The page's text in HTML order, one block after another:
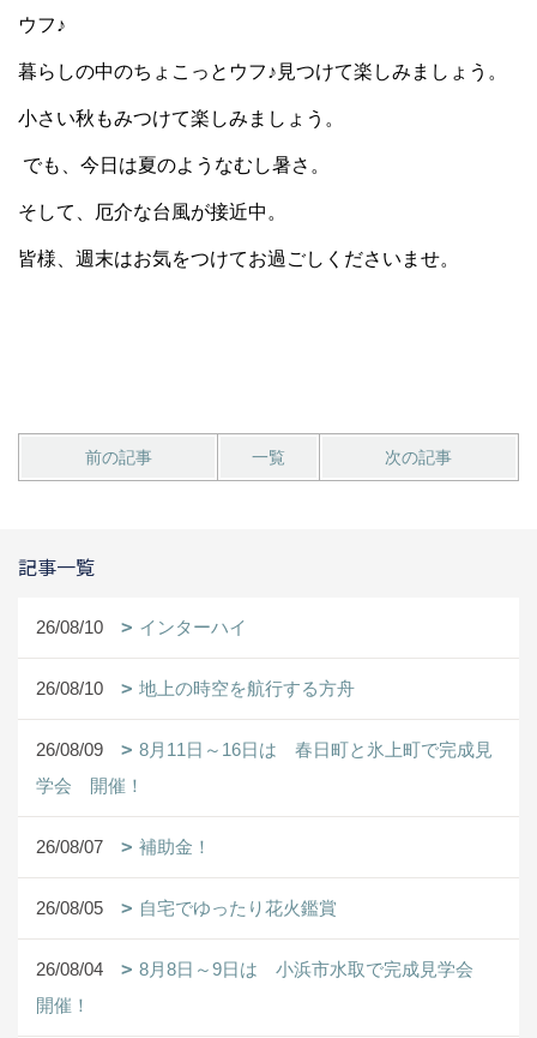
ウフ♪
暮らしの中のちょこっとウフ♪見つけて楽しみましょう。
小さい秋もみつけて楽しみましょう。
でも、今日は夏のようなむし暑さ。
そして、厄介な台風が接近中。
皆様、週末はお気をつけてお過ごしくださいませ。
前の記事 一覧 次の記事
記事一覧
26/08/10 インターハイ
26/08/10 地上の時空を航行する方舟
26/08/09
8月11日～16日は 春日町と氷上町で完成見
学会 開催！
26/08/07 補助金！
26/08/05 自宅でゆったり花火鑑賞
26/08/04
8月8日～9日は 小浜市水取で完成見学会
開催！